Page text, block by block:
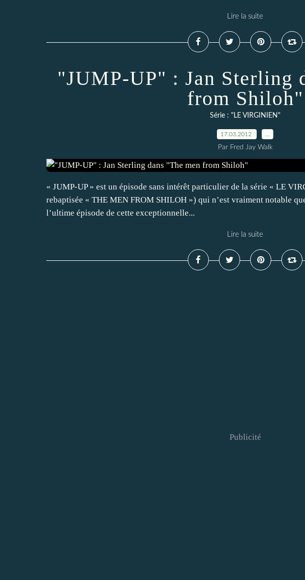
Lire la suite
"JUMP-UP" : Jan Sterling
from Shiloh"
Série : "LE VIRGINIEN"
17.03.2012
Par Fred Jay Walk
« JUMP-UP » est un épisode sans intérêt particulier de la série « LE
rebaptisée « THE MEN FROM SHILOH ») qui n’est vraiment notable
l’ultime épisode de cette exceptionnelle...
Lire la suite
Publicité